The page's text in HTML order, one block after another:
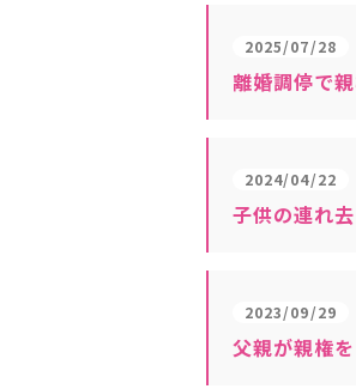
2025/07/28
離婚調停で
2024/04/22
子供の連れ
2023/09/29
父親が親権